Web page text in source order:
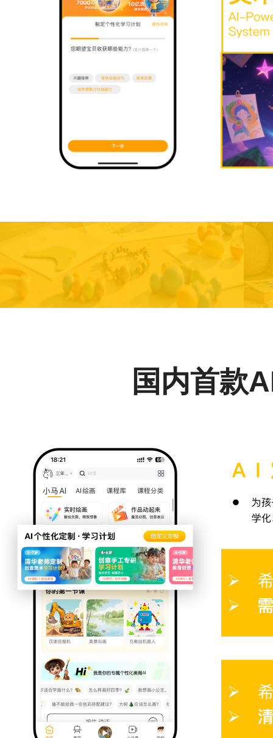
国内首款